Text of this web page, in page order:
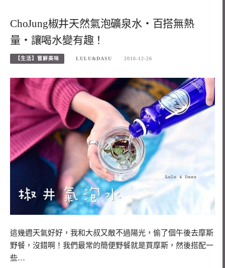
ChoJung椒井天然氣泡礦泉水‧百搭無熱
量‧讓喝水變有趣！
【生活】嘗鮮美味 LULU&DASU 2016-12-26
這幾週天氣好好，我和大叔又敵不過陽光，偷了個午後去摩斯
野餐，沒錯啊！我們最常的簡便野餐就是買摩斯，然後搭配一
些…